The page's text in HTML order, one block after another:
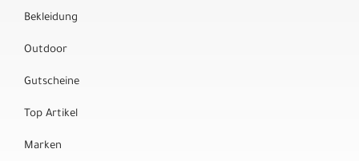
Bekleidung
Outdoor
Gutscheine
Top Artikel
Marken